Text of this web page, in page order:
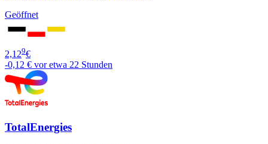
Geöffnet
2,129€
-0,12 € vor etwa 22 Stunden
TotalEnergies